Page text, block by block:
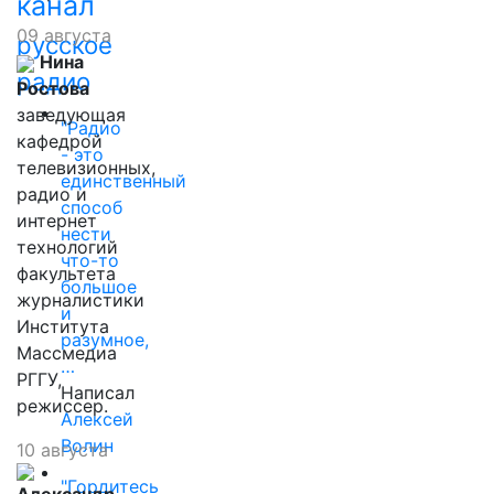
русское
радио
"Радио
- это
единственный
способ
нести
что-то
большое
и
разумное,
…
Написал
Алексей
Волин
"Гордитесь
09 августа
Нина
Ростова
заведующая
кафедрой
телевизионных,
радио и
интернет
технологий
факультета
журналистики
Института
Массмедиа
РГГУ,
режиссер.
10 августа